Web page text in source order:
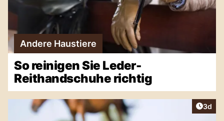
Andere Haustiere
So reinigen Sie Leder-
Reithandschuhe richtig
3d